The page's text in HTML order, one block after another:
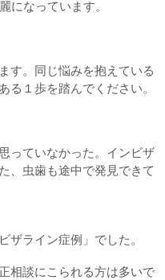
になっています。
す。同じ悩みを抱えている
る１歩を踏んでください。
っていなかった。インビザ
、虫歯も途中で発見できて
ザライン症例」でした。
相談にこられる方は多いで